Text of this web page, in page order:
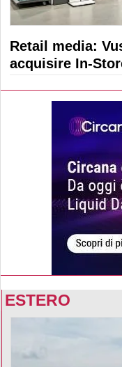
Retail media:
acquisire In-
ESTERO